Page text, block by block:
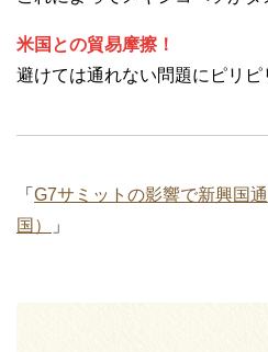
米国との貿易摩擦！
避けては通れない問題にピリピ
「 G7サミットの影響で新興国
国）
」